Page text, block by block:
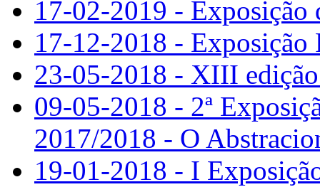
17-02-2019 -
17-12-2018 - Exposição
23-05-2018 - XIII
09-05-2018 - 2ª
2017/2018 - O
19-01-2018 - I